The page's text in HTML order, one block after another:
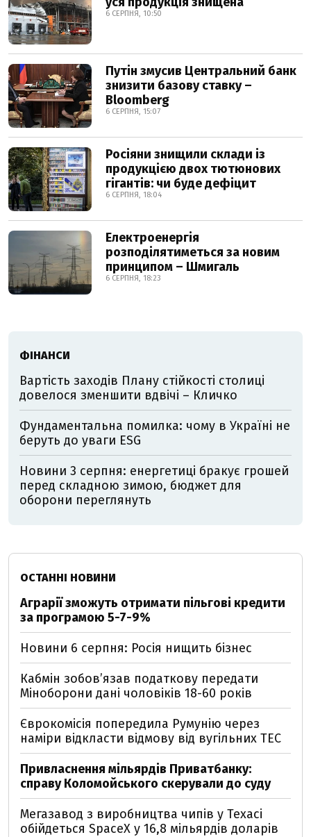
6 СЕРПНЯ, 10:50
Путін змусив Центральний банк
знизити базову ставку –
Bloomberg
6 СЕРПНЯ, 15:07
Росіяни знищили склади із
продукцією двох тютюнових
гігантів: чи буде дефіцит
6 СЕРПНЯ, 18:04
Електроенергія
розподілятиметься за новим
принципом – Шмигаль
6 СЕРПНЯ, 18:23
ФІНАНСИ
Вартість заходів Плану стійкості столиці
довелося зменшити вдвічі – Кличко
Фундаментальна помилка: чому в Україні не
беруть до уваги ESG
Новини 3 серпня: енергетиці бракує грошей
перед складною зимою, бюджет для
оборони переглянуть
ОСТАННІ НОВИНИ
Аграрії зможуть отримати пільгові кредити
за програмою 5-7-9%
Новини 6 серпня: Росія нищить бізнес
Кабмін зобовʼязав податкову передати
Міноборони дані чоловіків 18-60 років
Єврокомісія попередила Румунію через
наміри відкласти відмову від вугільних ТЕС
Привласнення мільярдів Приватбанку:
справу Коломойського скерували до суду
Мегазавод з виробництва чипів у Техасі
обійдеться SpaceX у 16,8 мільярдів доларів